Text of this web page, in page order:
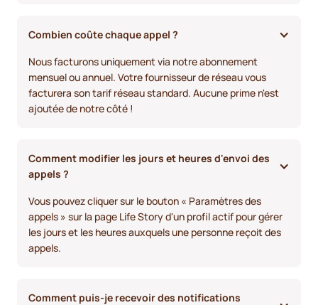
Combien coûte chaque appel ?
Nous facturons uniquement via notre abonnement
mensuel ou annuel. Votre fournisseur de réseau vous
facturera son tarif réseau standard. Aucune prime n'est
ajoutée de notre côté !
Comment modifier les jours et heures d'envoi des
appels ?
Vous pouvez cliquer sur le bouton « Paramètres des
appels » sur la page Life Story d'un profil actif pour gérer
les jours et les heures auxquels une personne reçoit des
appels.
Comment puis-je recevoir des notifications